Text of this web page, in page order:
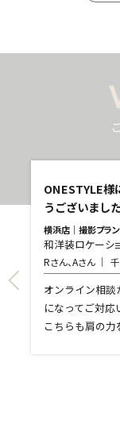
ONESTYLE様
うございました
横浜店｜撮影プラン
和洋装ロケーショ
Rさん、Aさん
オンライン相
になってご対
こちらも肩の力